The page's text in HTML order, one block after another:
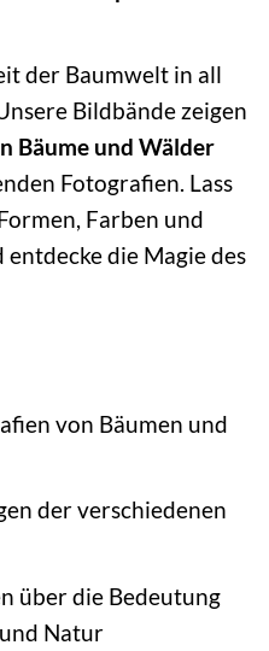
der Baumwelt in all
Bildbände zeigen
Bäume und Wälder
Fotografien. Lass
Farben und
die Magie des
von Bäumen und
der verschiedenen
über die Bedeutung
Natur